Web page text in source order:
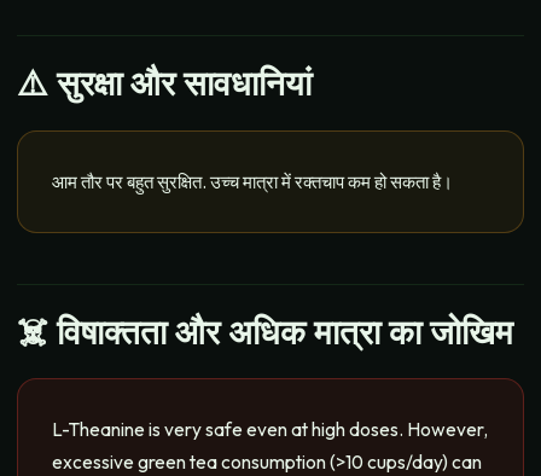
⚠️ सुरक्षा और सावधानियां
आम तौर पर बहुत सुरक्षित. उच्च मात्रा में रक्तचाप कम हो सकता है।
☠️ विषाक्तता और अधिक मात्रा का जोखिम
L-Theanine is very safe even at high doses. However,
excessive green tea consumption (>10 cups/day) can